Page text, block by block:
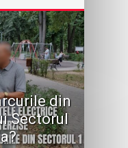
din
Sectorul